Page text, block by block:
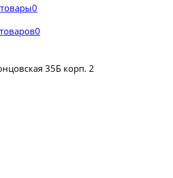
0
0
35Б корп. 2